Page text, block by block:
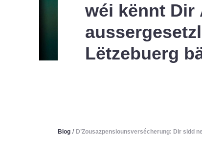
wéi kënnt Dir
Lëtzebuerg
Blog / D’Zousazpensiounsversécherung: Dir sidd